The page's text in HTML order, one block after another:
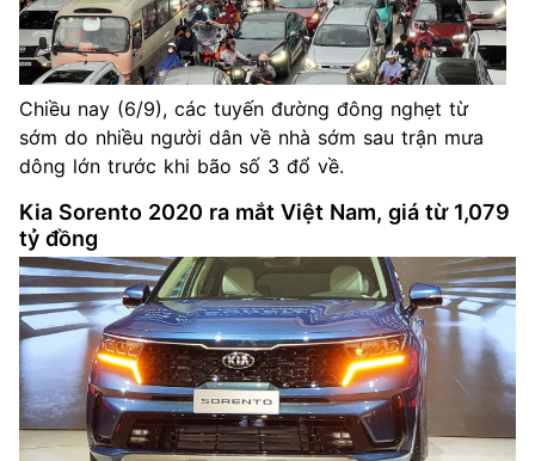
Chiều nay (6/9), các tuyến đường đông nghẹt từ
sớm do nhiều người dân về nhà sớm sau trận mưa
dông lớn trước khi bão số 3 đổ về.
Kia Sorento 2020 ra mắt Việt Nam, giá từ 1,079
tỷ đồng